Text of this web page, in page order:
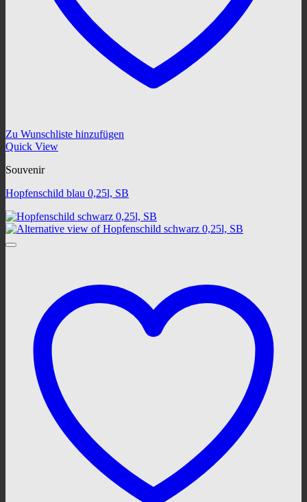
Zu Wunschliste hinzufügen
Quick View
Souvenir
Hopfenschild blau 0,25l, SB